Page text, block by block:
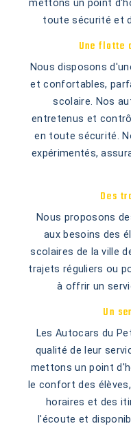
mettons un point
toute sécurité et
Une flotte
Nous disposons
et confortables,
scolaire. Nos
entretenus et
en toute sécurité.
expérimentés,
Des
Nous proposons
aux besoins des
scolaires de la ville
trajets réguliers ou
à offrir un
Un
Les Autocars du
qualité de leur
mettons un point
le confort des
horaires et des
l'écoute et